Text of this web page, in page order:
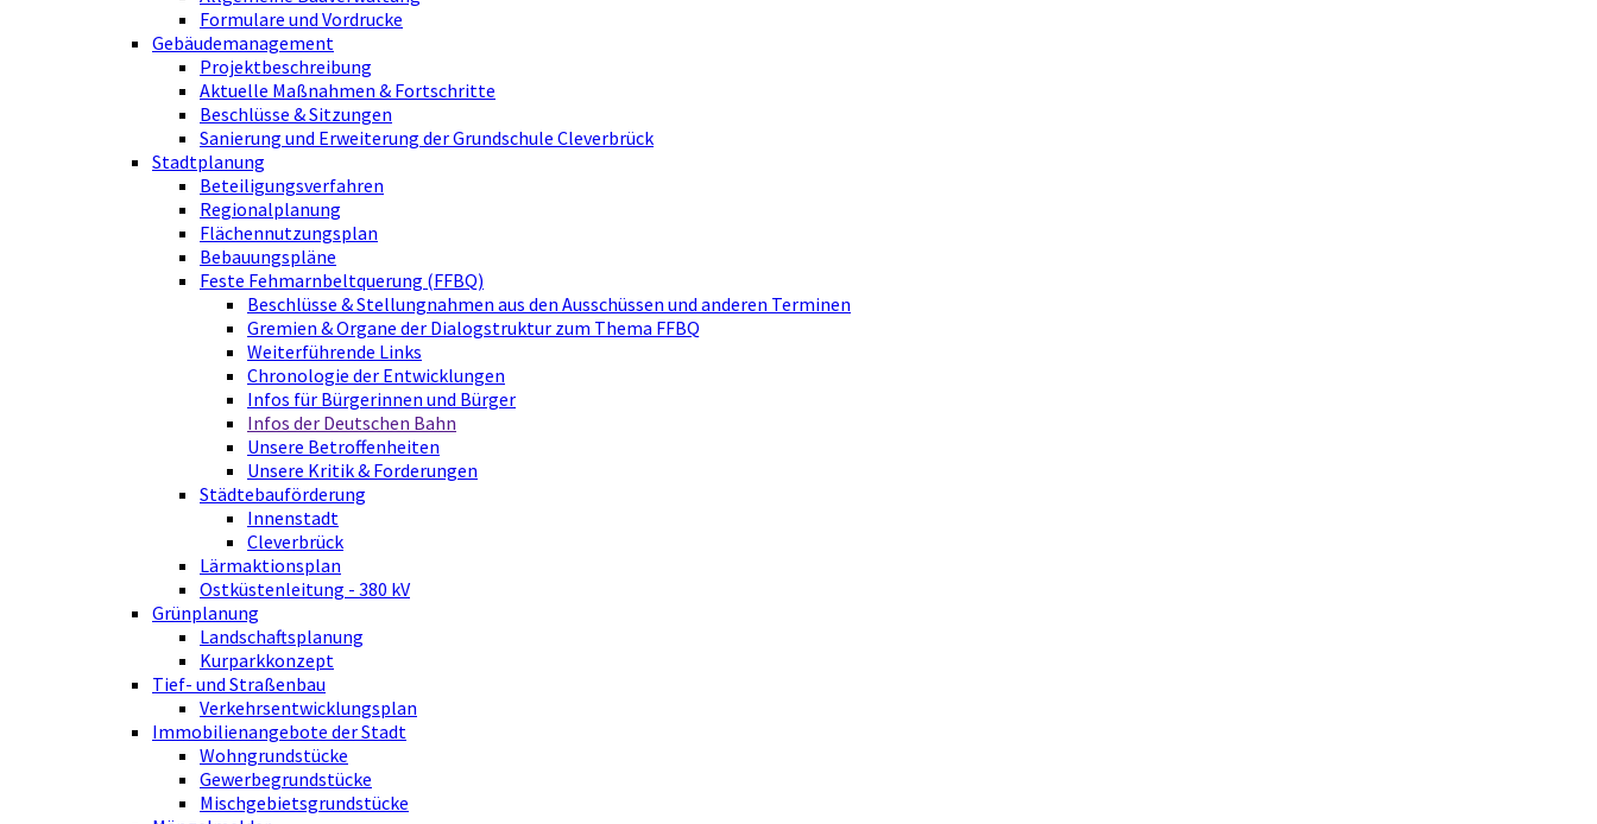
Formulare und Vordrucke
Gebäudemanagement
Projektbeschreibung
Aktuelle Maßnahmen & Fortschritte
Beschlüsse & Sitzungen
Sanierung und Erweiterung der Grundschule Cleverbrück
Stadtplanung
Beteiligungsverfahren
Regionalplanung
Flächennutzungsplan
Bebauungspläne
Feste Fehmarnbeltquerung (FFBQ)
Beschlüsse & Stellungnahmen aus den Ausschüssen und anderen Terminen
Gremien & Organe der Dialogstruktur zum Thema FFBQ
Weiterführende Links
Chronologie der Entwicklungen
Infos für Bürgerinnen und Bürger
Infos der Deutschen Bahn
Unsere Betroffenheiten
Unsere Kritik & Forderungen
Städtebauförderung
Innenstadt
Cleverbrück
Lärmaktionsplan
Ostküstenleitung - 380 kV
Grünplanung
Landschaftsplanung
Kurparkkonzept
Tief- und Straßenbau
Verkehrsentwicklungsplan
Immobilienangebote der Stadt
Wohngrundstücke
Gewerbegrundstücke
Mischgebietsgrundstücke